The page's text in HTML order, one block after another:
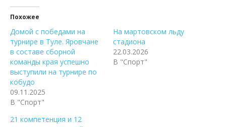
Похожее
Домой с победами на
турнире в Туле. Яровчане
в составе сборной
команды края успешно
выступили на турнире по
кобудо
09.11.2025
В "Спорт"
На мартовском льду
стадиона
22.03.2026
В "Спорт"
21 компетенция и 12